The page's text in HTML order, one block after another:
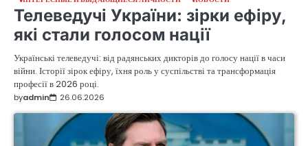
Телеведучі України: зірки ефіру,
які стали голосом нації
Українські телеведучі: від радянських дикторів до голосу нації в часи
війни. Історії зірок ефіру, їхня роль у суспільстві та трансформація
професії в 2026 році.
byadmin 26.06.2026